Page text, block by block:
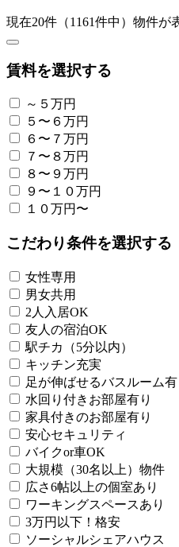
現在20件（1161件中）物件が
賃料を選択する
～５万円
５〜６万円
６〜７万円
７〜８万円
８〜９万円
９〜１０万円
１０万円〜
こだわり条件を選択する
女性専用
男女共用
2人入居OK
友人の宿泊OK
駅チカ（5分以内）
キッチン充実
足が伸ばせるバスルーム有
水回り付きお部屋有り
家具付きのお部屋有り
安心セキュリティ
バイクor車OK
大規模（30名以上）物件
広さ6帖以上の個室あり
ワーキングスペースあり
3万円以下！格安
ソーシャルシェアハウス